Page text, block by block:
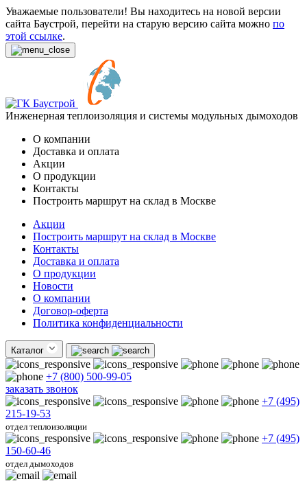
Уважаемые пользователи! Вы находитесь на новой версии
сайта Баустрой, перейти на старую версию сайта можно по
этой ссылке.
Инженерная теплоизоляция и системы модульных дымоходов
О компании
Доставка и оплата
Акции
О продукции
Контакты
Построить маршрут на склад в Москве
Акции
Построить маршрут на склад в Москве
Контакты
Доставка и оплата
О продукции
Новости
О компании
Договор-оферта
Политика конфиденциальности
Каталог
+7 (800) 500-99-05
заказать звонок
+7 (495)
215-19-53
отдел теплоизоляции
+7 (495)
150-60-46
отдел дымоходов